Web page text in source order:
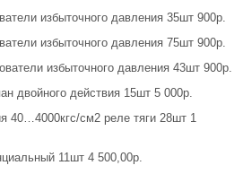
избыточного давления 35шт 900р.
избыточного давления 75шт 900р.
избыточного давления 43шт 900р.
двойного действия 15шт 5 000р.
40…4000кгс/см2 реле тяги 28шт 1
11шт 4 500,00р.